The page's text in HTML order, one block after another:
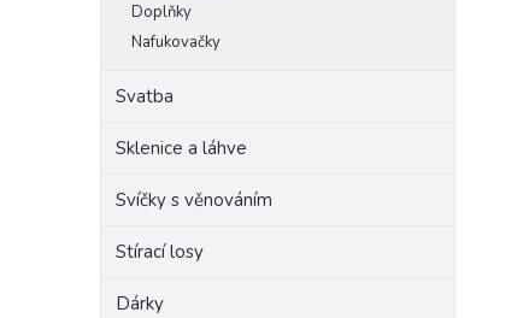
Doplňky
Nafukovačky
Svatba
Sklenice a láhve
Svíčky s věnováním
Stírací losy
Dárky